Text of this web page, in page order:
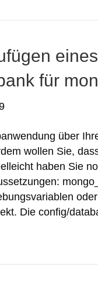
für
über
wollen Sie,
haben Sie
Die config/